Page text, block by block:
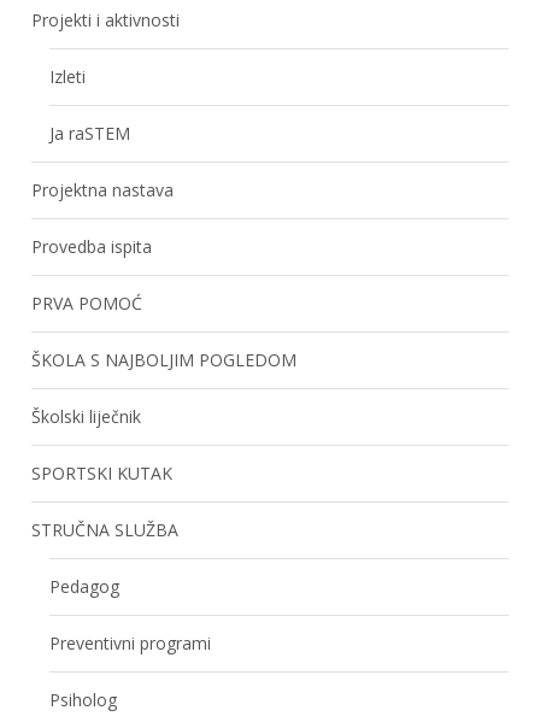
Projekti i aktivnosti
Izleti
Ja raSTEM
Projektna nastava
Provedba ispita
PRVA POMOĆ
ŠKOLA S NAJBOLJIM POGLEDOM
Školski liječnik
SPORTSKI KUTAK
STRUČNA SLUŽBA
Pedagog
Preventivni programi
Psiholog